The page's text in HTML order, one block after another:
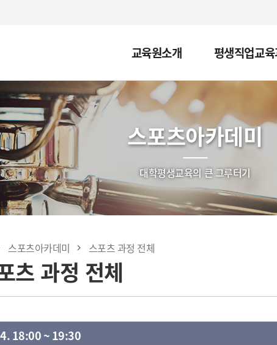
교육원소개 평생직업교
스포츠아카데미
대학평생교육의 큰 그루터기
스포츠아카데미 스포츠 과정 전체
츠 과정 전체
18:00 ~ 19:30